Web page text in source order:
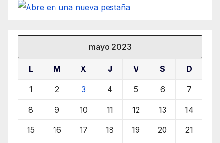
mayo 2023
L M X J V S D
1 2 3 4 5 6 7
8 9 10 11 12 13 14
15 16 17 18 19 20 21